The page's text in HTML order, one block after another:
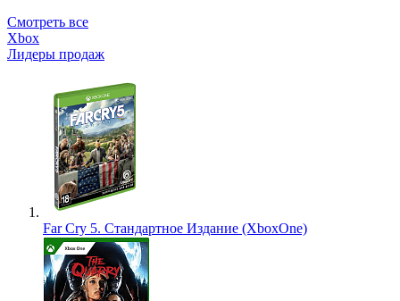
Смотреть все
Xbox
Лидеры продаж
Far Cry 5. Стандартное Издание (XboxOne)